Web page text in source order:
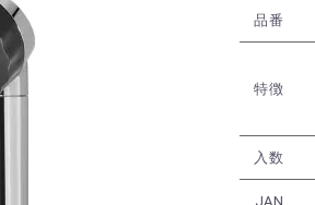
品番
特徴
入数
JAN